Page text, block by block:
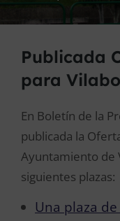
Publicada
para
En Boletín de la
publicada la
Ayuntamiento de
siguientes plazas:
Una plaza